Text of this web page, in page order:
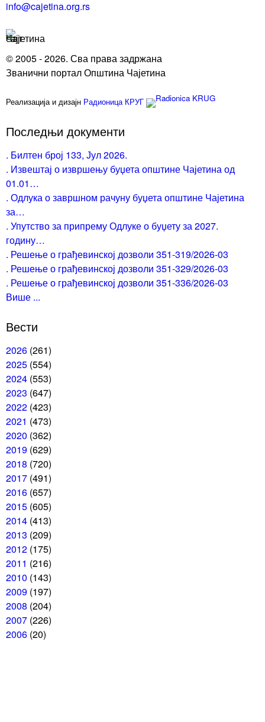
info@cajetina.org.rs
© 2005 - 2026. Сва права задржана
Званични портал Општина Чајетина
Реализација и дизајн Радионица КРУГ
Последњи документи
. Билтен број 133, Јул 2026.
. Извештај о извршењу буџета општине Чајетина од
01.01…
. Одлука о завршном рачуну буџета општине Чајетина
за…
. Упутство за припрему Одлуке о буџету за 2027.
годину…
. Решење о грађевинској дозволи 351-319/2026-03
. Решење о грађевинској дозволи 351-329/2026-03
. Решење о грађевинској дозволи 351-336/2026-03
Више ...
Вести
2026 (261)
2025 (554)
2024 (553)
2023 (647)
2022 (423)
2021 (473)
2020 (362)
2019 (629)
2018 (720)
2017 (491)
2016 (657)
2015 (605)
2014 (413)
2013 (209)
2012 (175)
2011 (216)
2010 (143)
2009 (197)
2008 (204)
2007 (226)
2006 (20)